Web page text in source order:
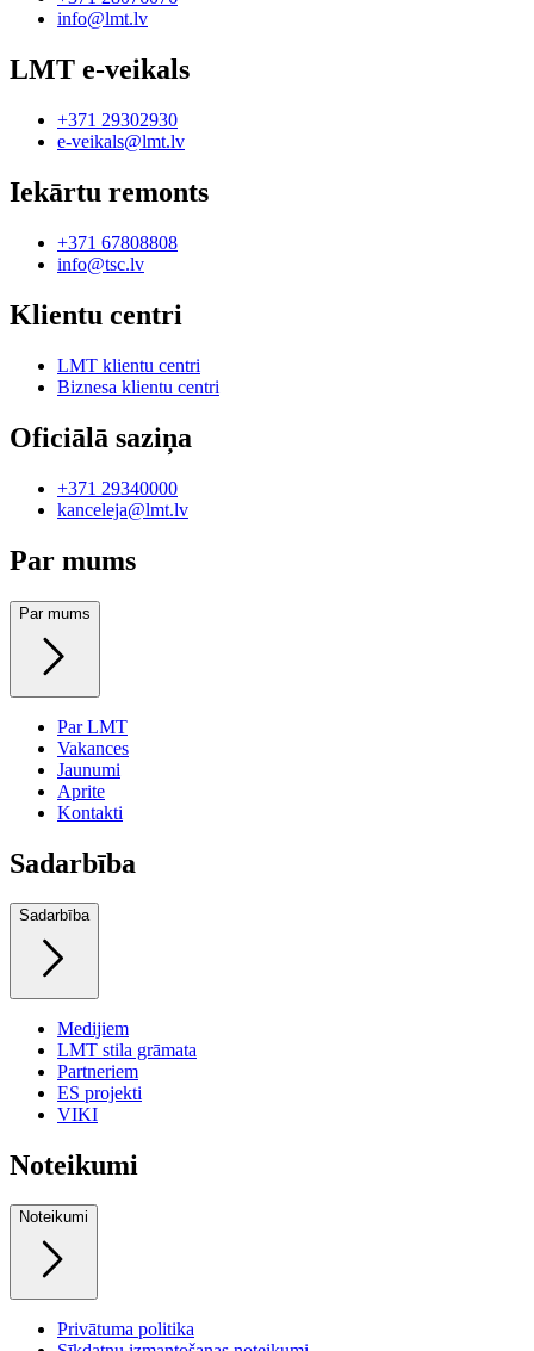
info@lmt.lv
LMT e-veikals
+371 29302930
e-veikals@lmt.lv
Iekārtu remonts
+371 67808808
info@tsc.lv
Klientu centri
LMT klientu centri
Biznesa klientu centri
Oficiālā saziņa
+371 29340000
kanceleja@lmt.lv
Par mums
Par mums
Par LMT
Vakances
Jaunumi
Aprite
Kontakti
Sadarbība
Sadarbība
Medijiem
LMT stila grāmata
Partneriem
ES projekti
VIKI
Noteikumi
Noteikumi
Privātuma politika